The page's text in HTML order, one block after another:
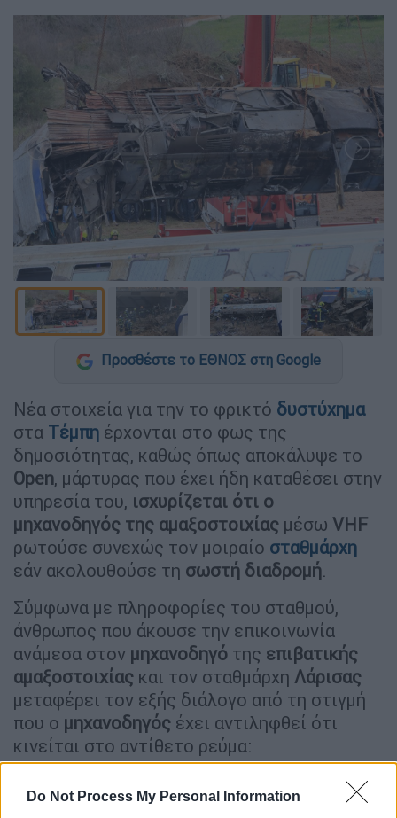
Do Not Process My Personal Information
Προσθέστε το ΕΘΝΟΣ στη Google
Νέα στοιχεία για την το φρικτό δυστύχημα
στα Τέμπη έρχονται στο φως της
δημοσιότητας, καθώς όπως αποκάλυψε το
Open, μάρτυρας που έχει ήδη καταθέσει στην
υπηρεσία του, ισχυρίζεται ότι ο
μηχανοδηγός της αμαξοστοιχίας μέσω VHF
ρωτούσε συνεχώς τον μοιραίο σταθμάρχη
εάν ακολουθούσε τη σωστή διαδρομή.
Σύμφωνα με πληροφορίες του σταθμού,
άνθρωπος που άκουσε την επικοινωνία
ανάμεσα στον μηχανοδηγό της επιβατικής
αμαξοστοιχίας και τον σταθμάρχη Λάρισας
μεταφέρει τον εξής διάλογο από τη στιγμή
που ο μηχανοδηγός έχει αντιληφθεί ότι
κινείται στο αντίθετο ρεύμα:
Σταθμάρχης: (Δεν απαντά)